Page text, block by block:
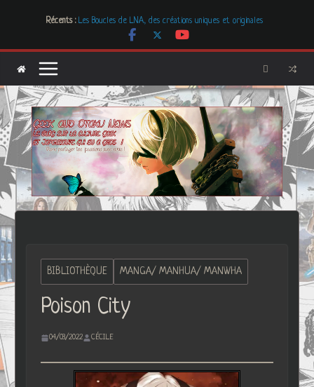
Récents :
Mr. & Mrs. Smith
Les Boucles de LNA, des créations uniques et originales
# Cher GON #01 – juillet 2026
BIBLIOTHÈQUE MANGA/ MANHUA/ MANWHA
Poison City
04/03/2022 CÉCILE